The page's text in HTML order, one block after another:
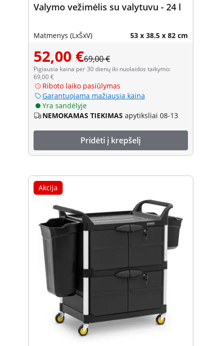
Valymo vežimėlis su valytuvu - 24 l
Matmenys (LxŠxV) 53 x 38.5 x 82 cm
52,00 €69,00 €
Pigiausia kaina per 30 dienų iki nuolaidos taikymo:
69,00 €
Riboto laiko pasiūlymas
Garantuojama mažiausia kaina
Yra sandėlyje
NEMOKAMAS TIEKIMAS apytiksliai 08-13
Pridėti į krepšelį
Akcija